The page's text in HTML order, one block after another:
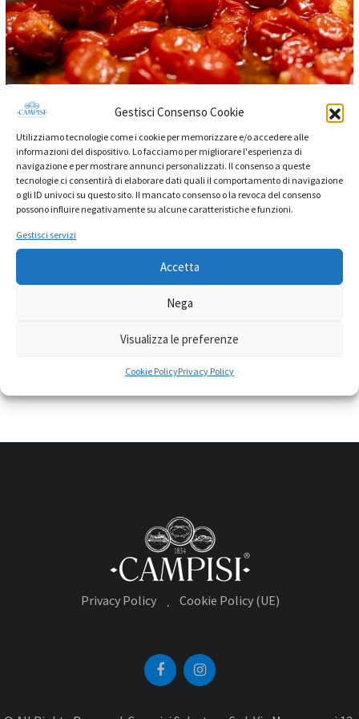
Gestisci Consenso Cookie
Utilizziamo tecnologie come i cookie per memorizzare e/o accedere alle
informazioni del dispositivo. Lo facciamo per migliorare l'esperienza di
navigazione e per mostrare annunci personalizzati. Il consenso a queste
tecnologie ci consentirà di elaborare dati quali il comportamento di navigazione
o gli ID univoci su questo sito. Il mancato consenso o la revoca del consenso
possono influire negativamente su alcune caratteristiche e funzioni.
Gestisci servizi
Accetta
Nega
Visualizza le preferenze
Cookie PolicyPrivacy Policy
Fare la salsa in Sicilia: molto più di una
ricetta, un rito di famiglia!
tante case siciliane si rinnova un rito antico
Privacy Policy Cookie Policy (UE)